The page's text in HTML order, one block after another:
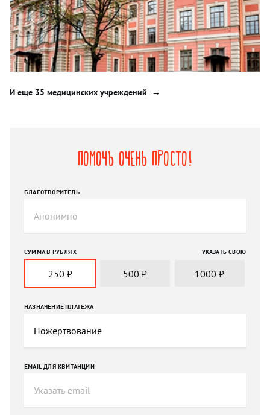
И еще 35 медицинских учреждений
Помочь очень просто!
БЛАГОТВОРИТЕЛЬ
СУММА В РУБЛЯХ
250 ₽ 500 ₽ 1000₽
УКАЗАТЬ СВОЮ
НАЗНАЧЕНИЕ ПЛАТЕЖА
EMAIL ДЛЯ КВИТАНЦИИ